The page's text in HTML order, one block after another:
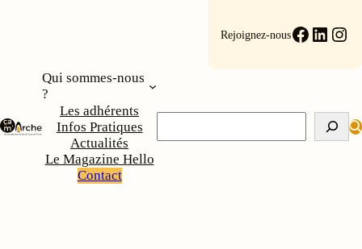
Rejoignez-nous
Qui sommes-nous
?
Les adhérents
Infos Pratiques
Actualités
Le Magazine Hello
Contact